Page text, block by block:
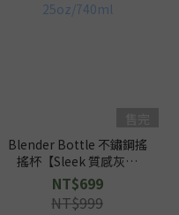
Blender Bottle 不鏽鋼搖
搖杯【Sleek 質感灰】
25oz/740ml
NT$699
NT$999